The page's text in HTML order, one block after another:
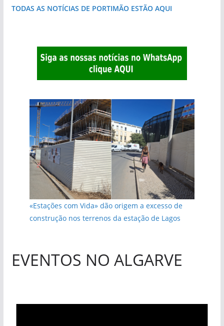
TODAS AS NOTÍCIAS DE PORTIMÃO ESTÃO AQUI
«Estações com Vida» dão origem a excesso de
construção nos terrenos da estação de Lagos
EVENTOS NO ALGARVE